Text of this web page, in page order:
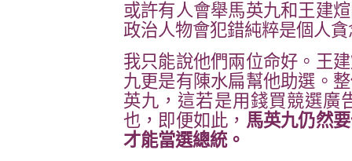
或許有人會舉馬英九和王建
政治人物會犯錯純粹是個人
我只能說他們兩位命好。王
九更是有陳水扁幫他助選。
英九，這若是用錢買競選廣
也，即便如此， 馬英九仍然
才能當選總統。